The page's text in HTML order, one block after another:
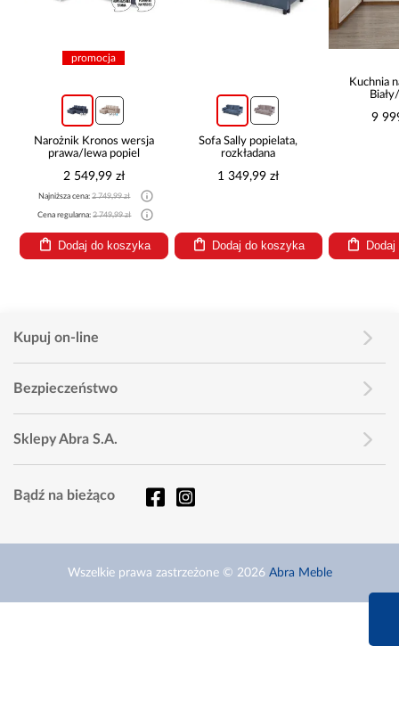
promocja
Narożnik Kronos wersja
prawa/lewa popiel
2 549,99 zł
Najniższa cena:2 749,99 zł
Cena regularna:2 749,99 zł
Dodaj do koszyka
Sofa Sally popielata,
rozkładana
1 349,99 zł
Dodaj do koszyka
Kuchnia
9
Kupuj on-line
Bezpieczeństwo
Sklepy Abra S.A.
Bądź na bieżąco
Wszelkie prawa zastrzeżone © 2026 Abra Meble